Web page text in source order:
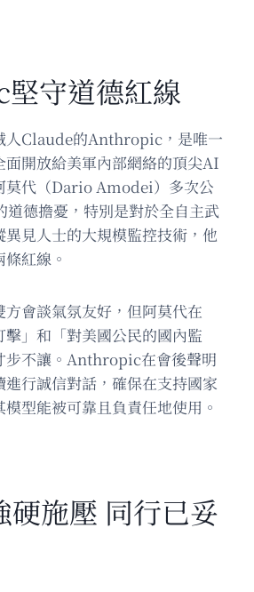
守道德紅線
人Claude的Anthropic，是唯一
面開放給美軍內部網絡的頂尖AI
莫代（Dario Amodei）多次公
德擔憂，特別是對於全自主武
見人士的大規模監控技術，他
紅線。
會談氣氛友好，但阿莫代在
擊」和「對美國公民的國內監
步不讓。Anthropic在會後聲明
行誠信對話，確保在支持國家
型能被可靠且負責任地使用。
硬施壓 同行已妥